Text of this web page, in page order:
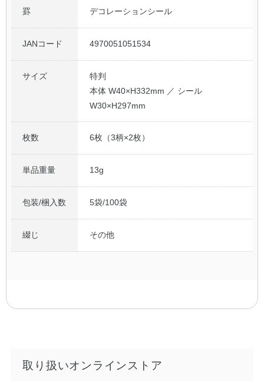
罫 デコレーションシール
JANコード 4970051051534
サイズ
特判
本体 W40×H332mm ／ シール
W30×H297mm
枚数 6枚（3柄×2枚）
単品重量 13g
包装/梱入数 5袋/100袋
綴じ その他
取り扱いオンラインストア